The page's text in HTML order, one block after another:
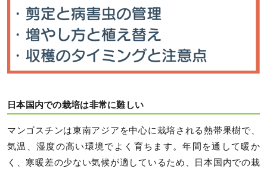
日本国内での栽培は非常に難しい
マンゴスチンは東南アジアを中心に栽培される熱帯果樹で、
気温、湿度の高い環境でよく育ちます。年間を通して暖か
く、寒暖差の少ない気候が適しているため、日本国内での栽